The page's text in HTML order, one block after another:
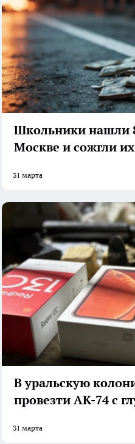
Школьники нашли
Москве и сожгли
31 марта
В уральскую
провезти АК-74 с
31 марта